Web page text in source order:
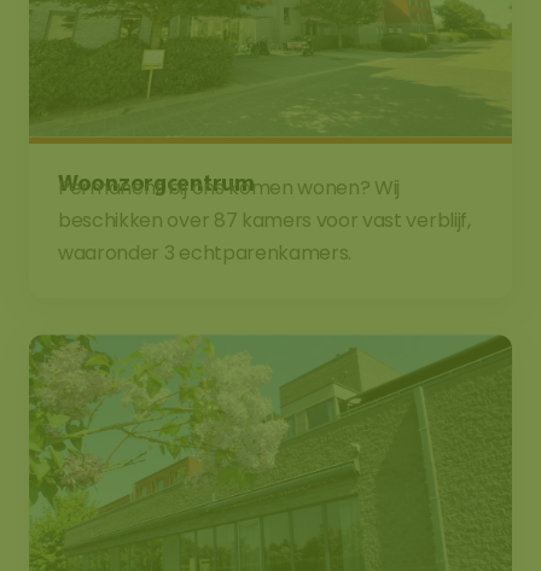
Woonzorgcentrum
Permanent bij ons komen wonen? Wij
beschikken over 87 kamers voor vast verblijf,
waaronder 3 echtparenkamers.